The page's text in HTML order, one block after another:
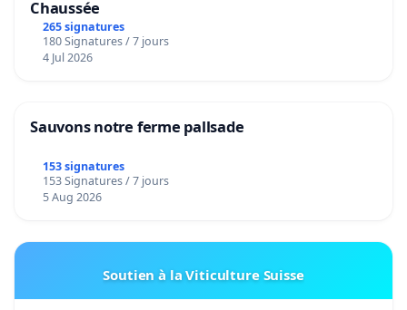
Chaussée
265 signatures
180 Signatures / 7 jours
4 Jul 2026
Sauvons notre ferme pallsade
153 signatures
153 Signatures / 7 jours
5 Aug 2026
Soutien à la Viticulture Suisse